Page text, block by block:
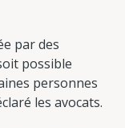
par des
possible
personnes
les avocats.